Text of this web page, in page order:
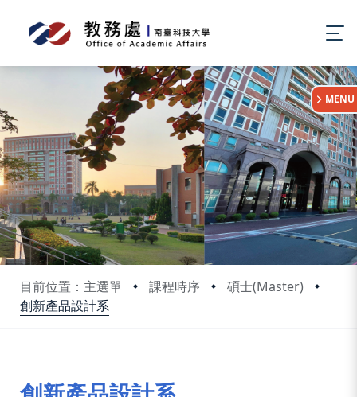
目前位置：主選單 課程時序
碩士(Master)
創新產品設計系
:::
MENU